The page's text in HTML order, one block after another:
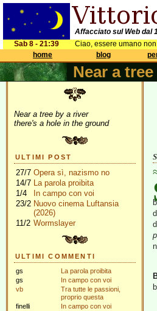
Affacciato sul Web dal
Sab 8 - 21:39
Ciao, essere umano
home
blog
Near a tree
Near a tree by a river
there's a hole in the ground
ULTIMI POST
27/7 Opera sì, nazismo no
14/7 La parola proibita
1/4
In campo con voi
23/2 Nuovo cinema Luftansia
(2026)
11/2 Wormslayer
ULTIMI COMMENTI
gs
La parola proibita
gs
In campo con voi
vb
Tra tutte le passioni,
proprio questa
finelli
In campo con voi